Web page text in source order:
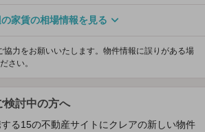
の家賃の相場情報を見る
力をお願いいたします。物件情報に誤りがある場
さい。
検討中の方へ
る15の不動産サイトにクレアの新しい物件